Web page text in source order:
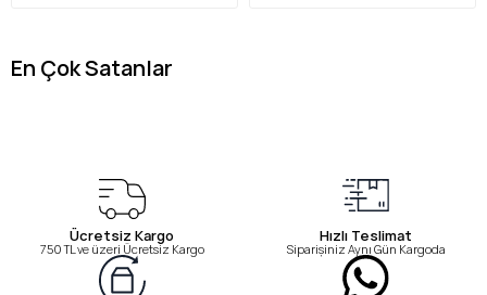
En Çok Satanlar
Ücretsiz Kargo
750 TL ve üzeri Ücretsiz Kargo
Hızlı Teslimat
Siparişiniz Aynı Gün Kargoda